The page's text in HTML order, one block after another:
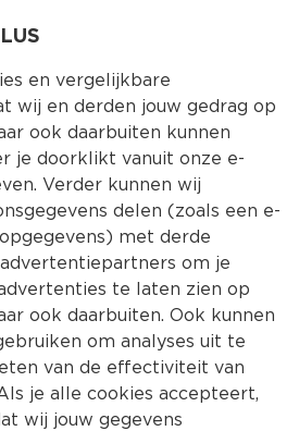
Kies jouw
Producten
en vergelijkbare
wij en derden jouw gedrag op
ook daarbuiten kunnen
je doorklikt vanuit onze e-
Verder kunnen wij
delen (zoals een e-
met derde
om je
te laten zien op
ook daarbuiten. Ook kunnen
om analyses uit te
van de effectiviteit van
je alle cookies accepteert,
wij jouw gegevens